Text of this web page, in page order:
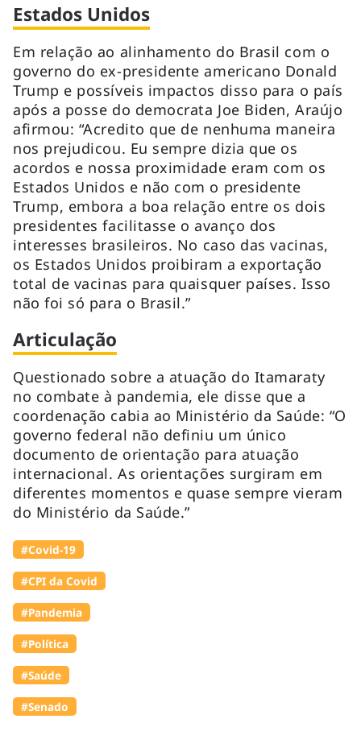
Estados Unidos
Em relação ao alinhamento do Brasil com o
governo do ex-presidente americano Donald
Trump e possíveis impactos disso para o país
após a posse do democrata Joe Biden, Araújo
afirmou: “Acredito que de nenhuma maneira
nos prejudicou. Eu sempre dizia que os
acordos e nossa proximidade eram com os
Estados Unidos e não com o presidente
Trump, embora a boa relação entre os dois
presidentes facilitasse o avanço dos
interesses brasileiros. No caso das vacinas,
os Estados Unidos proibiram a exportação
total de vacinas para quaisquer países. Isso
não foi só para o Brasil.”
Articulação
Questionado sobre a atuação do Itamaraty
no combate à pandemia, ele disse que a
coordenação cabia ao Ministério da Saúde: “O
governo federal não definiu um único
documento de orientação para atuação
internacional. As orientações surgiram em
diferentes momentos e quase sempre vieram
do Ministério da Saúde.”
#Covid-19
#CPI da Covid
#Pandemia
#Política
#Saúde
#Senado